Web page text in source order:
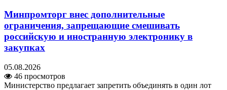
Минпромторг внес дополнительные
ограничения, запрещающие смешивать
российскую и иностранную электронику в
закупках
05.08.2026
46 просмотров
Министерство предлагает запретить объединять в один лот